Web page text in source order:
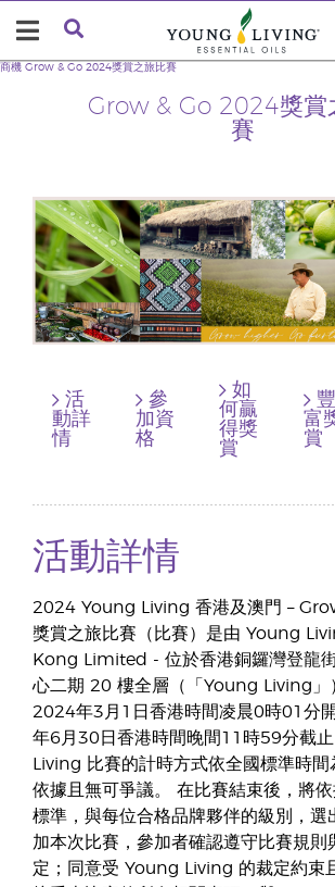
Grow & Go 2024獎賞
賽
商機 Grow & Go 2024獎賞之旅比賽
活
動詳
情
參
加資
格
如
何贏
得獎
賞
豐
富
賞
活動詳情
2024 Young Living 香港及澳門 –
獎賞之旅比賽（比賽）是由 Young
Kong Limited - 位於香港銅鑼灣登龍
心二期 20 樓全層（「Young Living」
2024年3月1日香港時間凌晨0時01分
年6月30日香港時間晚間11時59分截
Living 比賽的計時方式依全國標準時間
依據且無可爭議。 在比賽結束後，將
標準，與每位合格品牌夥伴的級別，選
加本次比賽，參加者確認遵守比賽規則
定；同意受 Young Living 的裁定約束